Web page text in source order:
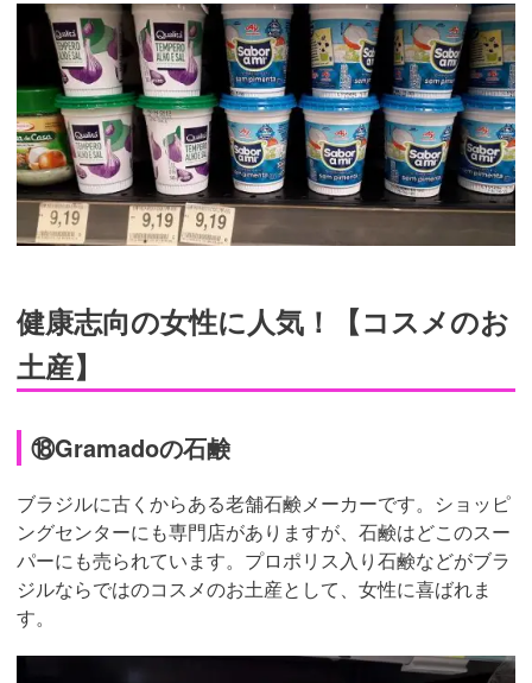
健康志向の女性に人気！【コスメのお
土産】
⑱Gramadoの石鹸
ブラジルに古くからある老舗石鹸メーカーです。ショッピ
ングセンターにも専門店がありますが、石鹸はどこのスー
パーにも売られています。プロポリス入り石鹸などがブラ
ジルならではのコスメのお土産として、女性に喜ばれま
す。